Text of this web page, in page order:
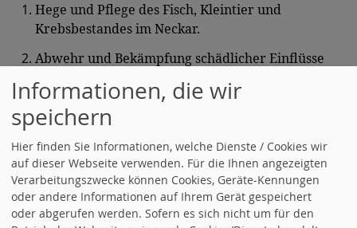
Hege und Pflege des Fisch, Kleintier und
Krebsbestandes im Neckar.
Abwehr und Bekämpfung schädlicher Einflüsse
Gewässer.
Unterstützung von Maßnahmen zur Erhaltung des
Landschaftsbildes und natürlicher Wasserläufe.
Die SPD setzt sich für die Gesunderhaltung der
Gewässer und damit für den Naturschutz und
Artenerhalt ein.
Informationen, die wir
speichern
Hier finden Sie Informationen, welche Dienste / Cookies wir
auf dieser Webseite verwenden. Für die Ihnen angezeigten
Verarbeitungszwecke können Cookies, Geräte-Kennungen
oder andere Informationen auf Ihrem Gerät gespeichert
oder abgerufen werden. Sofern es sich nicht um für den